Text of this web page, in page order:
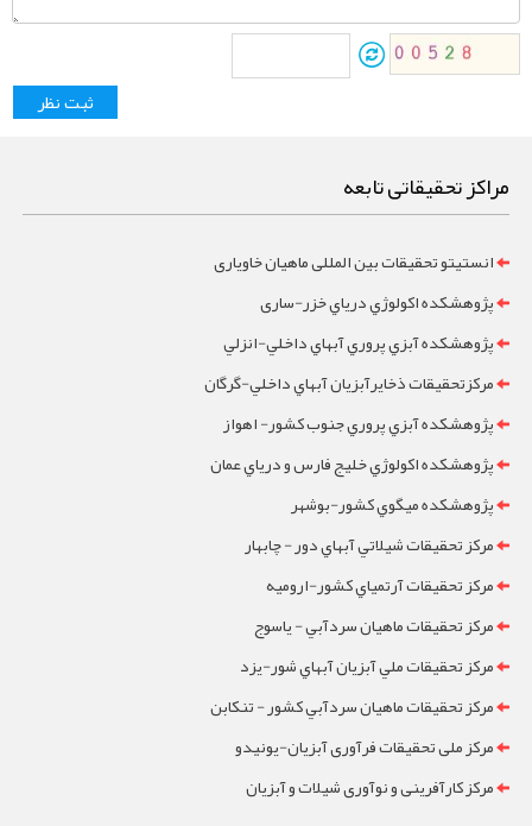
مراکز تحقیقاتی تابعه
انستیتو تحقیقات بین المللی ماهیان خاویاری
پژوهشکده اکولوژي درياي خزر-ساری
پژوهشکده آبزي پروري آبهاي داخلي-انزلي
مرکزتحقيقات ذخايرآبزيان آبهاي داخلي-گرگان
پژوهشکده آبزي پروري جنوب کشور- اهواز
پژوهشکده اکولوژي خليج فارس و درياي عمان
پژوهشکده ميگوي کشور-بوشهر
مرکز تحقيقات شيلاتي آبهاي دور - چابهار
مرکز تحقيقات آرتمياي کشور-ارومیه
مرکز تحقيقات ماهيان سردآبي - ياسوج
مرکز تحقيقات ملي آبزيان آبهاي شور-یزد
مرکز تحقيقات ماهيان سردآبي کشور - تنکابن
مرکز ملی تحقیقات فرآوری آبزیان-یونیدو
مرکز کارآفرینی و نوآوری شیلات و آبزیان